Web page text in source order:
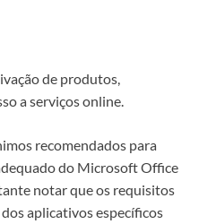
de produtos,
a serviços online.
recomendados para
do Microsoft Office
notar que os requisitos
aplicativos específicos